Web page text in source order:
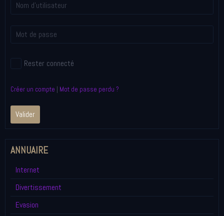
Rester connecté
Créer un compte | Mot de passe perdu ?
Valider
ANNUAIRE
Internet
Divertissement
Evasion